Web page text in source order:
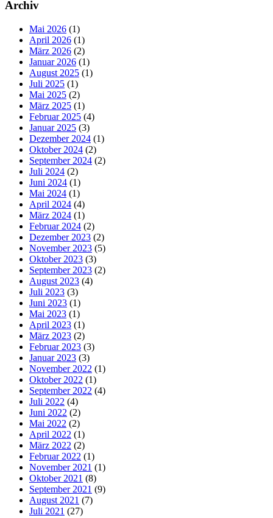
Archiv
Mai 2026 (1)
April 2026 (1)
März 2026 (2)
Januar 2026 (1)
August 2025 (1)
Juli 2025 (1)
Mai 2025 (2)
März 2025 (1)
Februar 2025 (4)
Januar 2025 (3)
Dezember 2024 (1)
Oktober 2024 (2)
September 2024 (2)
Juli 2024 (2)
Juni 2024 (1)
Mai 2024 (1)
April 2024 (4)
März 2024 (1)
Februar 2024 (2)
Dezember 2023 (2)
November 2023 (5)
Oktober 2023 (3)
September 2023 (2)
August 2023 (4)
Juli 2023 (3)
Juni 2023 (1)
Mai 2023 (1)
April 2023 (1)
März 2023 (2)
Februar 2023 (3)
Januar 2023 (3)
November 2022 (1)
Oktober 2022 (1)
September 2022 (4)
Juli 2022 (4)
Juni 2022 (2)
Mai 2022 (2)
April 2022 (1)
März 2022 (2)
Februar 2022 (1)
November 2021 (1)
Oktober 2021 (8)
September 2021 (9)
August 2021 (7)
Juli 2021 (27)